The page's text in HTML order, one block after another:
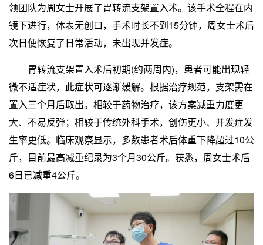
领团队为周女士开展了胃转流支架置入术。该手术全程在内
镜下进行，体表无创口，手术时长不到15分钟，周女士术后
次日便恢复了日常活动，未出现并发症。
胃转流支架置入术后初期(约两周内)，患者可能出现轻
微不适症状，此症状可逐渐缓解。根据治疗规范，支架需在
置入三个月后取出。相较于药物治疗，该方案减重力度更
大、不易反弹；相较于传统外科手术，创伤更小、并发症发
生率更低。临床观察显示，多数患者术后体重下降超过10公
斤，目前最高减重纪录为3个月30公斤。获悉，周女士术后
6日已减重4公斤。